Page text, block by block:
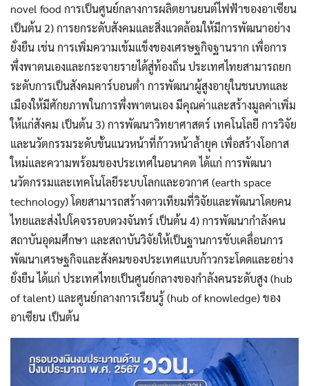
novel food การเป็นศูนย์กลางการผลิตยานยนต์ไฟฟ้าของอาเซียน
เป็นต้น 2) การยกระดับสังคมและสิ่งแวดล้อมให้มีการพัฒนาอย่าง
ยั่งยืน เช่น การเพิ่มความเข้มแข็งของเศรษฐกิจฐานราก เพื่อการ
พึ่งพาตนเองและกระจายรายได้สู่ท้องถิ่น ประเทศไทยสามารถยก
ระดับการเป็นสังคมคาร์บอนต่ำ การพัฒนาผู้สูงอายุในชนบทและ
เมืองให้มีศักยภาพในการพึ่งพาตนเอง มีคุณค่าและสร้างมูลค่าเพิ่ม
ให้แก่สังคม เป็นต้น 3) การพัฒนาวิทยาศาสตร์ เทคโนโลยี การวิจัย
และนวัตกรรมระดับขั้นแนวหน้าที่ก้าวหน้าล้ำยุค เพื่อสร้างโอกาส
ใหม่และความพร้อมของประเทศในอนาคต ได้แก่ การพัฒนา
นวัตกรรมและเทคโนโลยีระบบโลกและอวกาศ (earth space
technology) โดยสามารถสร้างดาวเทียมที่วิจัยและพัฒนาโดยคน
ไทยและส่งไปโคจรรอบดวงจันทร์ เป็นต้น 4) การพัฒนากำลังคน
สถาบันอุดมศึกษา และสถาบันวิจัยให้เป็นฐานการขับเคลื่อนการ
พัฒนาเศรษฐกิจและสังคมของประเทศแบบก้าวกระโดดและอย่าง
ยั่งยืน ได้แก่ ประเทศไทยเป็นศูนย์กลางของกำลังคนระดับสูง (hub
of talent) และศูนย์กลางการเรียนรู้ (hub of knowledge) ของ
อาเซียน เป็นต้น